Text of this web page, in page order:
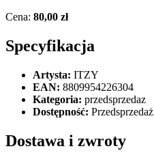
Cena: 80,00 zł
Specyfikacja
Artysta: ITZY
EAN: 8809954226304
Kategoria: przedsprzedaz
Dostępność: Przedsprzedaż
Dostawa i zwroty